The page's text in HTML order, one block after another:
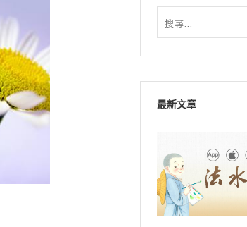
最新文章